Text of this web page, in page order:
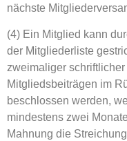
nächste
(4) Ein Mitglied kann
der Mitgliederliste
zweimaliger
Mitgliedsbeiträgen im
beschlossen werden,
mindestens zwei
Mahnung die